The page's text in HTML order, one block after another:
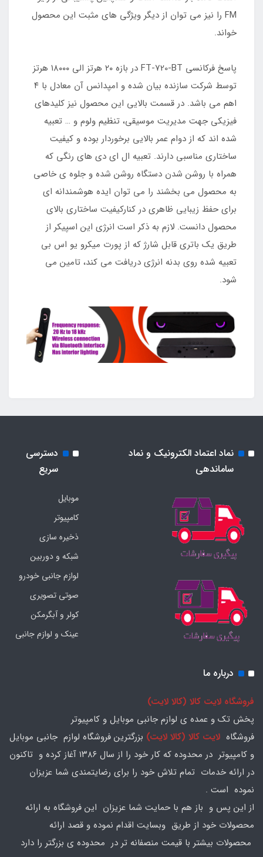
FM را نیز می توان از دیگر ویژگی های مثبت این محصول
خواند.
پاسخ فرکانسی FT-720-BT در بازه ۲۰ هرتز الی ۱۸۰۰۰ هرتز
توسط شرکت سازنده بیان شده و امپدانس آن معادل با ۴
اهم می باشد. در قسمت بالایی این محصول نیز کلیدهای
فیزیکی جهت مدیریت موسیقی، تنظیم ولوم و … تعبیه
شده اند که از دوام عمر بالایی برخوردار بوده و کیفیت
ساختاری مناسبی دارند. تعبیه ال ای دی های رنگی که
همراه با روشن شدن دستگاه روشن شده و جلوه ی خاصی
به محصول می بخشند را می توان ایده هوشمندانه ای
برای حفظ زیبایی ظاهری در کنارکیفیت ساختاری بالای
محصول دانست. لازم به ذکر است انرژی این اسپیکر از
طریق یک باتری قابل شارژ که از پورت میکرو یو اس بی
تعبیه شده روی بدنه انرژی دریافت می کند، تامین می
شود.
نماد اعتماد الکترونیک و نماد
ساماندهی
دسترسی
سریع
موبایل
کامپیوتر
ذخیره سازی
شبکه و دوربین
لوازم جانبی خودرو
صوتی تصویری
کولر و آبگرمکن
عینک و لوازم جانبی
درباره ما
فروشگاه لایت کالا (کالا لایت)
پخش تک و عمده ی لوازم جانبی موبایل و کامپیوتر
فروشگاه لایت کالا (کالا لایت) بزرگترین فروشگاه لوازم جانبی موبایل
و کامپیوتر در محدوده که کار خود را از سال ۱۳۸۶ آغاز کرده و تاکنون
در ارائه خدمات تمام تلاش خود را برای رضایتمندی شما عزیزان
نموده است .
از این پس و باز هم با حمایت شما عزیزان این فروشگاه به ارائه
محصولات خود از طریق وبسایت اقدام نموده و قصد ارائه
محصولات بیشتر با قیمت منصفانه تر در محدوده ی بزرگتر را دارد